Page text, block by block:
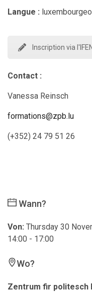
Langue :
Inscription via l'IFEN
Contact :
Vanessa Reinsch
formations@zpb.lu
(+352) 24 79 51 26
Wann?
Von: Thursday 30
14:00 - 17:00
Wo?
Zentrum fir politesch